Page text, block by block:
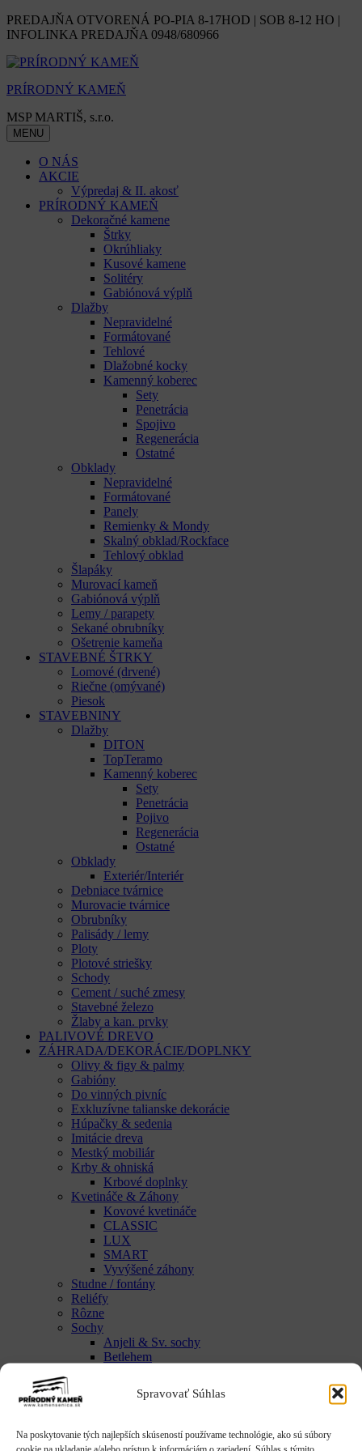
Spravovať Súhlas
Na poskytovanie tých najlepších skúseností používame technológie, ako sú súbory
Skip
to
PREDAJŇA OTVORENÁ PO-PIA 8-17HOD | SOB 8-12 HO |
INFOLINKA PREDAJŇA 0948/680966
PRÍRODNÝ KAMEŇ
MSP MARTIŠ, s.r.o.
MENU
O NÁS
AKCIE
Výpredaj & II. akosť
PRÍRODNÝ KAMEŇ
Dekoračné kamene
Štrky
Okrúhliaky
Kusové kamene
Solitéry
Gabiónová výplň
Dlažby
Nepravidelné
Formátované
Tehlové
Dlažobné kocky
Kamenný koberec
Sety
Penetrácia
Spojivo
Regenerácia
Ostatné
Obklady
Nepravidelné
Formátované
Panely
Remienky & Mondy
Skalný obklad/Rockface
Tehlový obklad
Šlapáky
Murovací kameň
Gabiónová výplň
Lemy / parapety
Sekané obrubníky
Ošetrenie kameňa
STAVEBNÉ ŠTRKY
Lomové (drvené)
Riečne (omývané)
Piesok
STAVEBNINY
Dlažby
DITON
TopTeramo
Kamenný koberec
Sety
Penetrácia
Pojivo
Regenerácia
Ostatné
Obklady
Exteriér/Interiér
Debniace tvárnice
Murovacie tvárnice
Obrubníky
Palisády / lemy
Ploty
Plotové striešky
Schody
Cement / suché zmesy
Stavebné železo
Žlaby a kan. prvky
PALIVOVÉ DREVO
ZÁHRADA/DEKORÁCIE/DOPLNKY
Olivy & figy & palmy
Gabióny
Do vinných pivníc
Exkluzívne talianske dekorácie
Húpačky & sedenia
Imitácie dreva
Mestký mobiliár
Krby & ohniská
Krbové doplnky
Kvetináče & Záhony
Kovové kvetináče
CLASSIC
LUX
SMART
Vyvýšené záhony
Studne / fontány
Reliéfy
Rôzne
Sochy
Anjeli & Sv. sochy
Betlehem
Umenie
Striešky & Parapety
Tienidlá & Svietidlá